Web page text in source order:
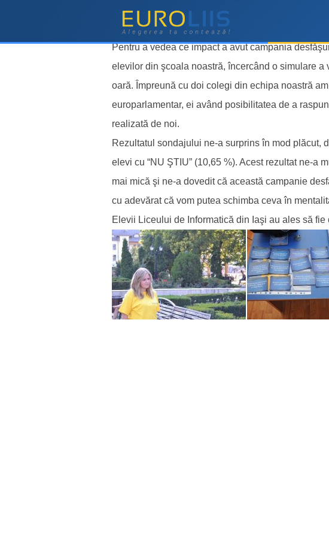
Urna mobilă în Liceul
Pentru a vedea ce impact a avut campania
elevilor din şcoala noastră, încercând o simulare
oară. Împreună cu doi colegi din echipa noastră
europarlamentar, ei având posibilitatea de a
realizată de noi.
Rezultatul sondajului ne-a surprins în mod plăcut,
elevi cu “NU ŞTIU” (10,65 %). Acest rezultat ne-a
mai mică şi ne-a dovedit că această campanie
cu adevărat că vom putea schimba ceva în
Elevii Liceului de Informatică din Iaşi au ales să